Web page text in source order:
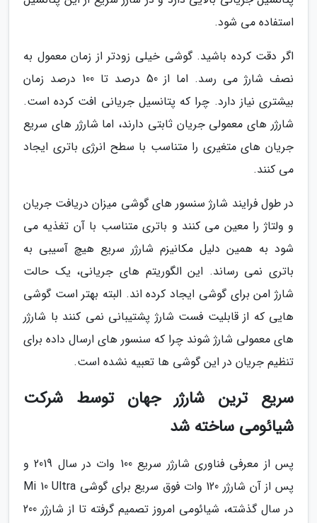
استفاده می شود.
اگر دقت کرده باشید. گوشی خیلی زودتر از زمان معمول به
نصف شارژ می رسد. اما از 50 درصد تا 100 درصد زمان
بیشتری نیاز دارد. چرا که پتانسیل جریانی افت کرده است.
شارژر های معمولی جریان ثابتی دارند، اما شارژر های سریع
جریان های متغیری را متناسب با سطح انرژی باتری ایجاد
می کنند.
در طول فرایند شارژ سنسور های گوشی میزان دریافت جریان
و ولتاژ را معین می کنند و باتری متناسب با آن تغذیه می
شود به همین دلیل مکانیزم شارژر سریع هیچ آسیبی به
باتری نمی رساند. این الگوریتم های جریانی، یک حالت
شارژ امن برای گوشی ایجاد کرده اند. البته بهتر است گوشی
هایی که از قابلیت فست شارژ پشتیبانی نمی کنند با شارژر
های معمولی شارژ شوند چرا که سنسور های ارسال داده برای
تنظیم جریان در این گوشی ها تعبیه نشده است.
سریع ترین شارژر جهان توسط شرکت
شیائومی ساخته شد
پس از معرفی فناوری شارژر سریع 100 وات در سال 2019 و
پس از آن شارژر 120 وات فوق سریع برای گوشی Mi 10 Ultra
در سال گذشته، شیائومی امروز تصمیم گرفته تا از شارژر 200